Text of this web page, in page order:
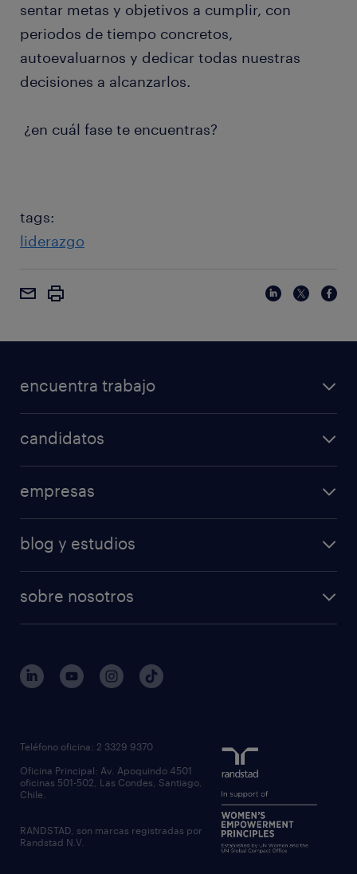
sentar metas y objetivos a cumplir, con
periodos de tiempo concretos,
autoevaluarnos y dedicar todas nuestras
decisiones a alcanzarlos.
¿en cuál fase te encuentras?
tags:
liderazgo
encuentra trabajo
candidatos
empresas
blog y estudios
sobre nosotros
Teléfono oficina: 2 3329 9370
Oficina Principal: Av. Apoquindo 4501
oficinas 501-502, Las Condes, Santiago,
Chile.
RANDSTAD, son marcas registradas por
Randstad N.V.